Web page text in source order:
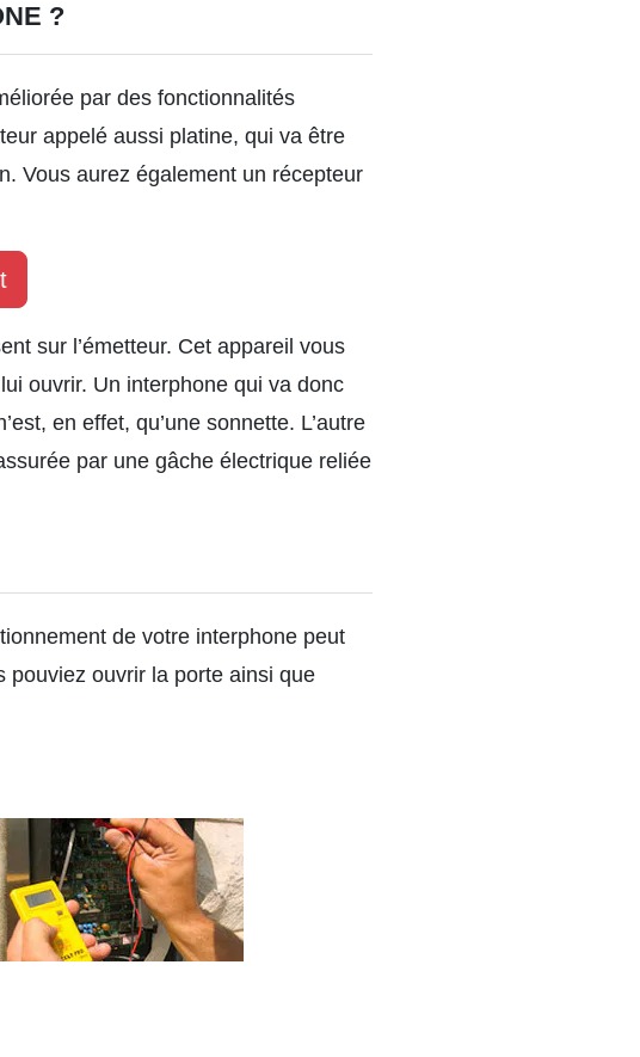
?
par des fonctionnalités
appelé aussi platine, qui va être
Vous aurez également un récepteur
sur l’émetteur. Cet appareil vous
ouvrir. Un interphone qui va donc
en effet, qu’une sonnette. L’autre
par une gâche électrique reliée
de votre interphone peut
pouviez ouvrir la porte ainsi que